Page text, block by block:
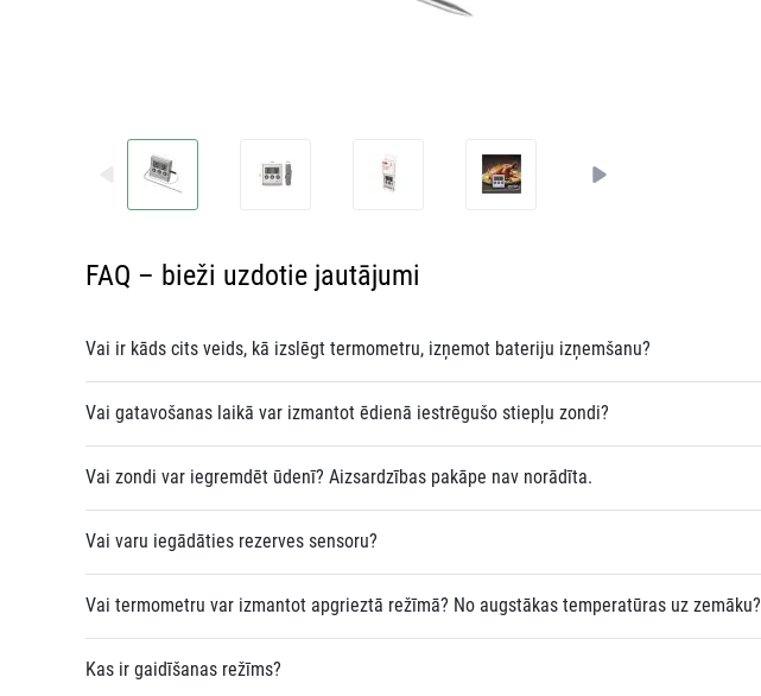
FAQ – bieži uzdotie jautājumi
Vai ir kāds cits veids, kā izslēgt termometru, izņemot bateriju izņemšanu?
Vai gatavošanas laikā var izmantot ēdienā iestrēgušo stiepļu zondi?
Vai zondi var iegremdēt ūdenī? Aizsardzības pakāpe nav norādīta.
Vai varu iegādāties rezerves sensoru?
Vai termometru var izmantot apgrieztā režīmā? No augstākas temperatūras uz zemāku?
Kas ir gaidīšanas režīms?